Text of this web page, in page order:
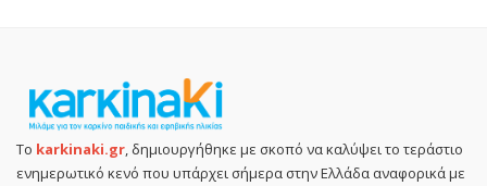
Το karkinaki.gr, δημιουργήθηκε με σκοπό να καλύψει το τεράστιο
ενημερωτικό κενό που υπάρχει σήμερα στην Ελλάδα αναφορικά με